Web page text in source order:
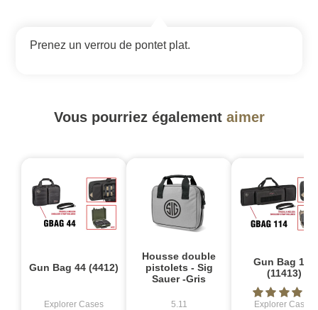
Prenez un verrou de pontet plat.
Vous pourriez également aimer
Gun Bag 44 (4412)
Explorer Cases
Housse double
pistolets - Sig
Sauer -Gris
5.11
Gun Bag 114
(11413)
Explorer Cases